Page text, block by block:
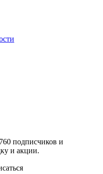
подписчиков и
и акции.